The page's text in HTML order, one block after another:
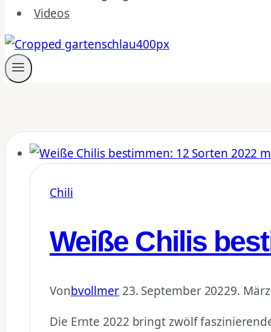
Videos
Chili
Weiße Chilis
Vonbvollmer 23. September 20229.
Die Ernte 2022 bringt zwölf